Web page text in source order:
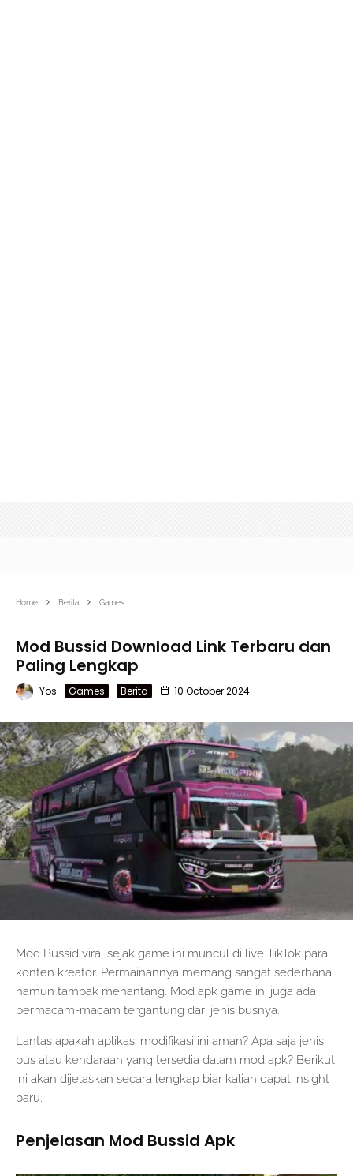
Home Berita Games
Mod Bussid Download Link Terbaru dan
Paling Lengkap
Yos Games Berita 10 October 2024
Mod Bussid viral sejak game ini muncul di live TikTok para
konten kreator. Permainannya memang sangat sederhana
namun tampak menantang. Mod apk game ini juga ada
bermacam-macam tergantung dari jenis busnya.
Lantas apakah aplikasi modifikasi ini aman? Apa saja jenis
bus atau kendaraan yang tersedia dalam mod apk? Berikut
ini akan dijelaskan secara lengkap biar kalian dapat insight
baru.
Penjelasan Mod Bussid Apk